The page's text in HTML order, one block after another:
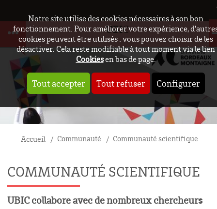
Notre site utilise des cookies nécessaires à son bon
fonctionnement. Pour améliorer votre expérience,
cookies peuvent être utilisés : vous pouvez choisir de les
désactiver. Cela reste modifiable à tout moment via le lien
Cookiesen bas de page.
Tout accepter Tout refuser Configurer
UBIC
Accueil Communauté Communauté scientifique
COMMUNAUTÉ SCIENTIFIQUE
UBIC collabore avec de nombreux chercheurs